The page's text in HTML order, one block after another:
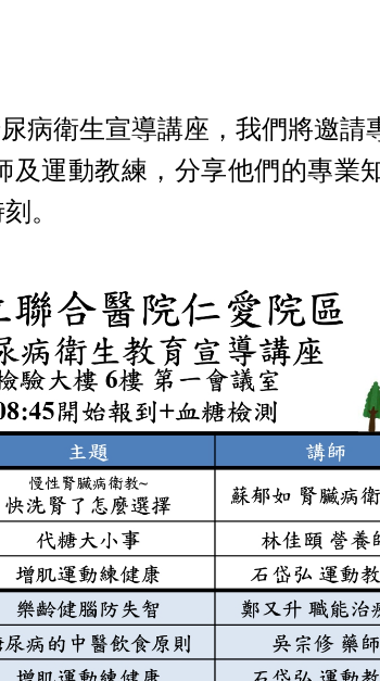
病衛生宣導講座，我們將邀請
運動教練，分享他們的專業
。